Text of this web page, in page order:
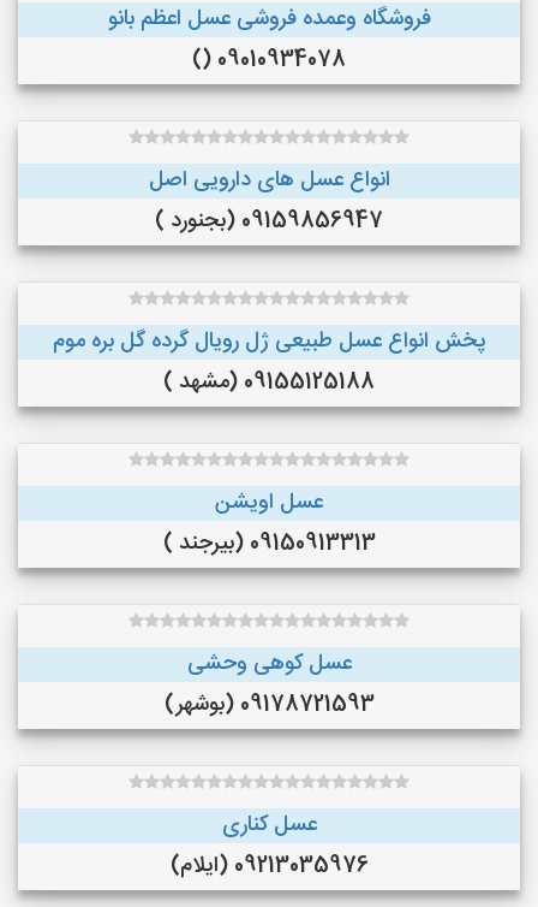
فروشگاه وعمده فروشی عسل اعظم بانو
09010934078 ()
انواع عسل های دارویی اصل
09159856947 (بجنورد )
پخش انواع عسل طبیعی ژل رویال گرده گل بره موم
09155125188 (مشهد )
عسل اویشن
09150913313 (بیرجند )
عسل کوهی وحشی
09178721593 (بوشهر)
عسل کناری
09213035976 (ایلام)